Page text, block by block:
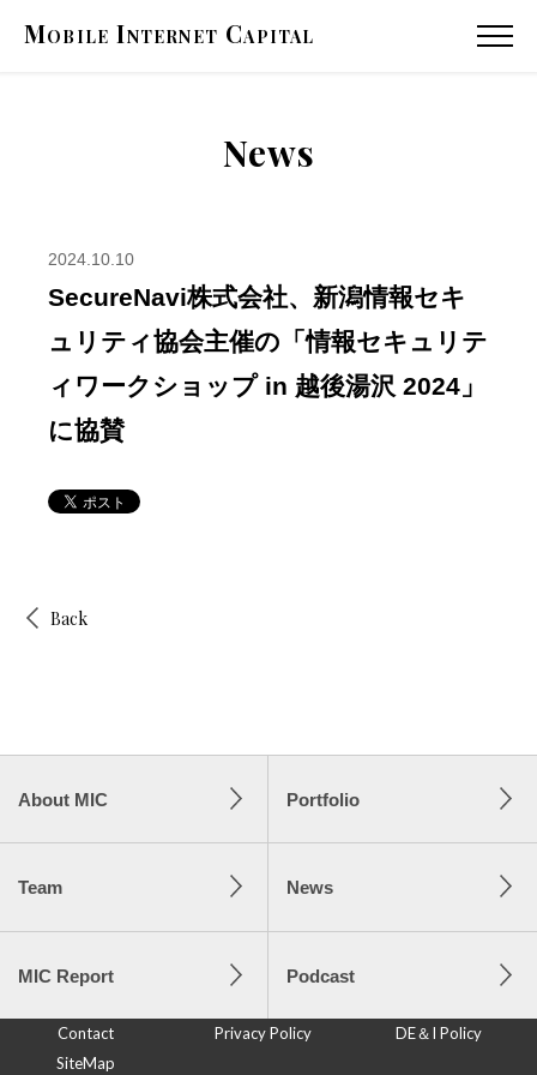
Mobile Internet Capital MENU
News
2024.10.10
SecureNavi株式会社、新潟情報セキ
ュリティ協会主催の「情報セキュリテ
ィワークショップ in 越後湯沢 2024」
に協賛
Back
About MIC Portfolio
Team News
MIC Report Podcast
Contact Privacy Policy
DE＆I Policy
SiteMap